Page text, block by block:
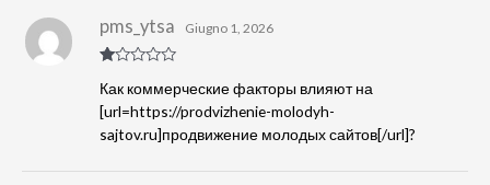
lu
tat
o
1
s
5
pms_ytsa Giugno 1, 2026
Как коммерческие факторы влияют на
[url=https://prodvizhenie-molodyh-
sajtov.ru]продвижение молодых сайтов[/url]?